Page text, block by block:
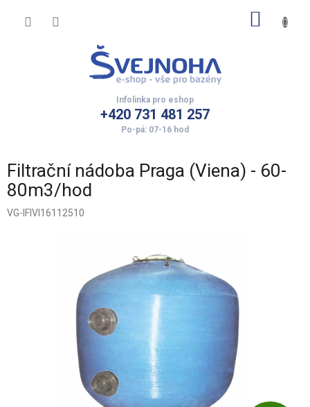
+420 731 481 257
Filtrační nádoba Praga (Viena) - 60-
80m3/hod
VG-IFIVI16112510